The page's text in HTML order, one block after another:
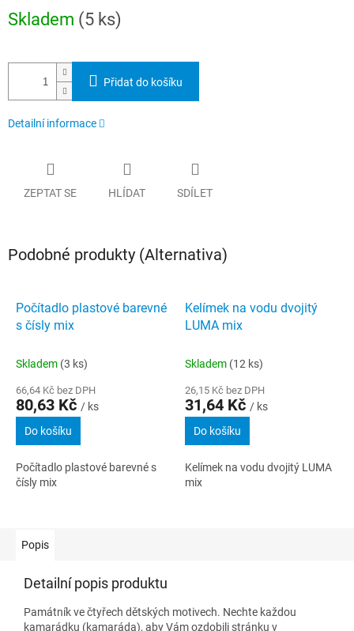
cena:
Skladem (5 ks)
Přidat do košíku
Detailní informace
ZEPTAT SE HLÍDAT SDÍLET
Podobné produkty (Alternativa)
Počítadlo plastové barevné
s čísly mix
Skladem (3 ks)
66,64 Kč bez DPH
80,63 Kč / ks
Do košíku
Počítadlo plastové barevné s
čísly mix
Kelímek na vodu dvojitý
LUMA mix
Skladem (12 ks)
26,15 Kč bez DPH
31,64 Kč / ks
Do košíku
Kelímek na vodu dvojitý LUMA
mix
Popis
Detailní popis produktu
Památník ve čtyřech dětských motivech. Nechte každou
kamarádku (kamaráda), aby Vám ozdobili stránku v